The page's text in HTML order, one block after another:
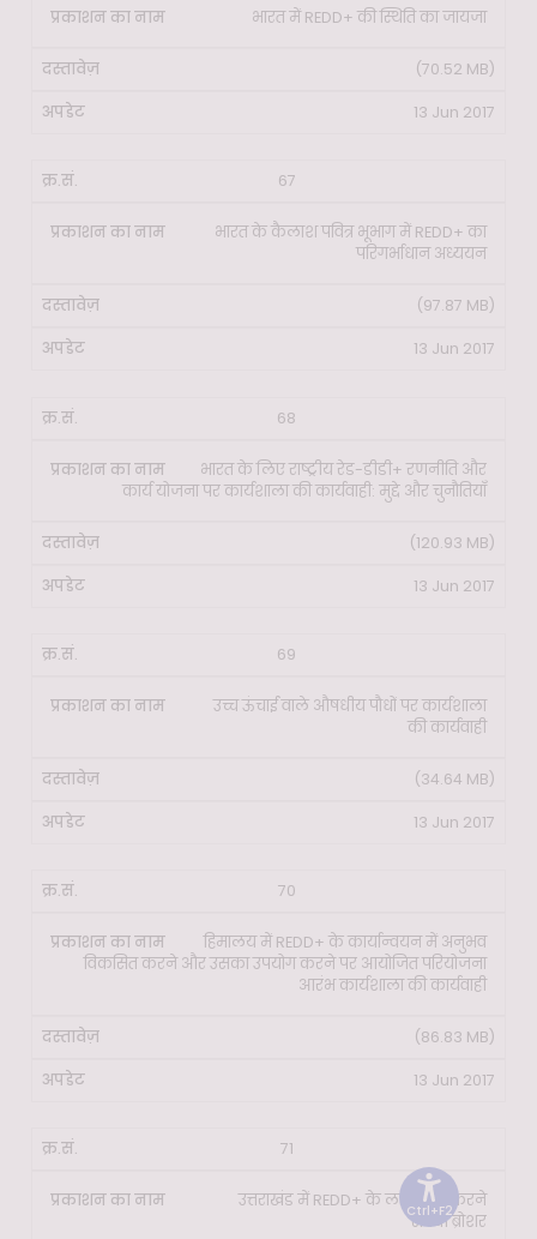
भारत में REDD+ की स्थिति का जायजा
(70.52 MB)
13 Jun 2017
67
भारत के कैलाश पवित्र भूभाग में REDD+ का
परिगर्भाधान अध्ययन
(97.87 MB)
13 Jun 2017
68
भारत के लिए राष्ट्रीय रेड-डीडी+ रणनीति और
कार्य योजना पर कार्यशाला की कार्यवाही: मुद्दे और चुनौतियाँ
(120.93 MB)
13 Jun 2017
69
उच्च ऊंचाई वाले औषधीय पौधों पर कार्यशाला
की कार्यवाही
(34.64 MB)
13 Jun 2017
70
हिमालय में REDD+ के कार्यान्वयन में अनुभव
विकसित करने और उसका उपयोग करने पर आयोजित परियोजना
आरंभ कार्यशाला की कार्यवाही
(86.83 MB)
13 Jun 2017
71
उत्तराखंड में REDD+ के लाभ प्राप्त करने
संबंधी ब्रोशर
Ctrl+F2